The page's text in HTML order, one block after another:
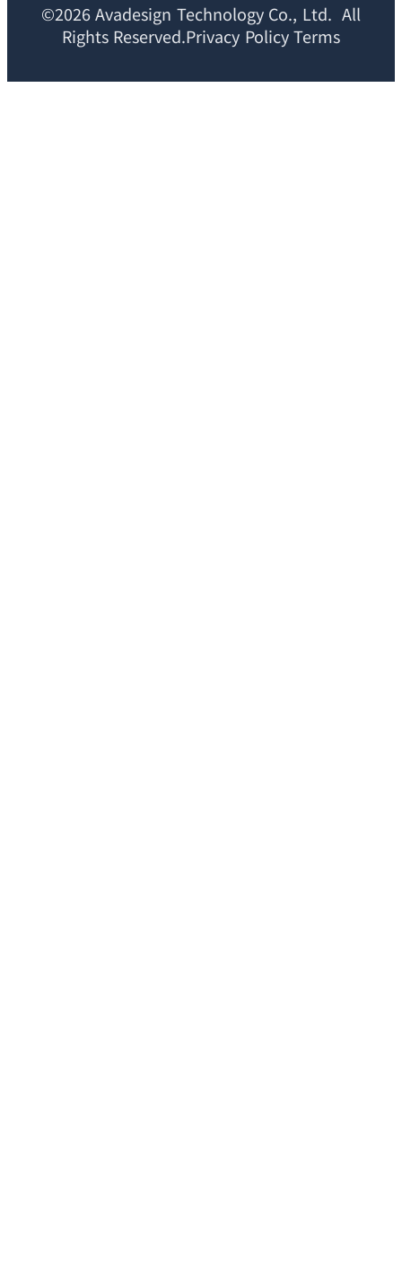
©2026 Avadesign Technology Co., Ltd. All
Rights Reserved.Privacy Policy Terms